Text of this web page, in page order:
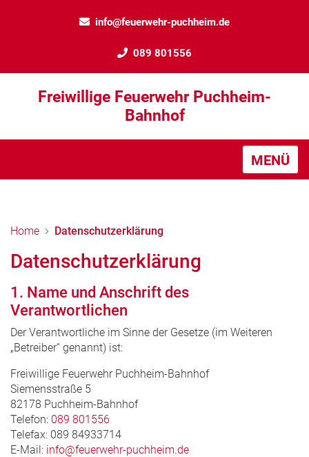
info@feuerwehr-puchheim.de
089 801556
Freiwillige Feuerwehr Puchheim-
Bahnhof
MENÜ
Home Datenschutzerklärung
Datenschutzerklärung
1. Name und Anschrift des
Verantwortlichen
Der Verantwortliche im Sinne der Gesetze (im Weiteren
„Betreiber“ genannt) ist:
Freiwillige Feuerwehr Puchheim-Bahnhof
Siemensstraße 5
82178 Puchheim-Bahnhof
Telefon: 089 801556
Telefax: 089 84933714
E-Mail: info@feuerwehr-puchheim.de